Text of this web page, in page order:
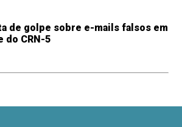
de golpe sobre e-mails falsos em
do CRN-5